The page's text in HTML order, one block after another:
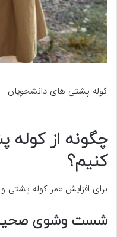
کوله پشتی های دانشجویان
چگونه از کوله
کنیم؟
برای افزایش عمر کوله پشتی
شست وشوی